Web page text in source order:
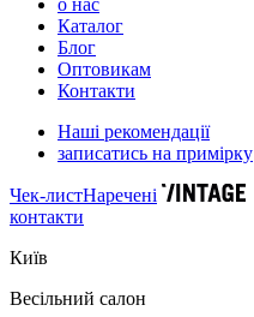
о нас
Каталог
Блог
Оптовикам
Контакти
Наші рекомендації
записатись на примірку
Чек-листНаречені
контакти
Київ
Весільний салон